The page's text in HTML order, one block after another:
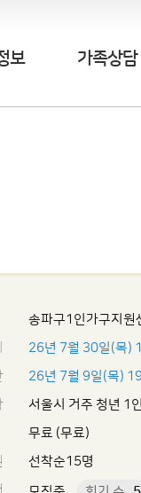
보 가족상담
송파구1인가구지원
26년 7월 30일(목)
26년 7월 9일(목)
서울시 거주 청년 1
무료 (무료)
선착순15명